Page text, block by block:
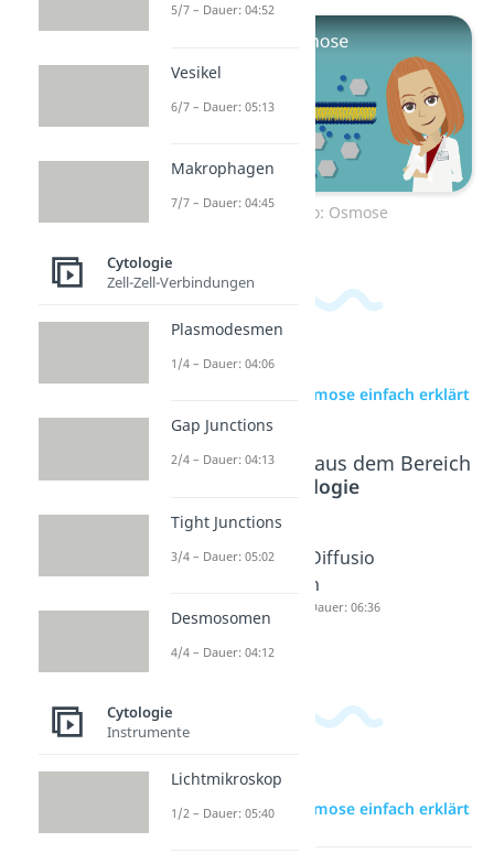
Zum Video: Osmose
zur Videoseite: Osmose einfach erklärt
Beliebte Inhalte aus dem Bereich
Cytologie
Osmose Osmotis
Druck
Diffusio
n
Dauer: 06:36
zur Videoseite: Osmose einfach erklärt
5/7 – Dauer: 04:52
Vesikel
6/7 – Dauer: 05:13
Makrophagen
7/7 – Dauer: 04:45
Cytologie
Zell-Zell-Verbindungen
Plasmodesmen
1/4 – Dauer: 04:06
Gap Junctions
2/4 – Dauer: 04:13
Tight Junctions
3/4 – Dauer: 05:02
Desmosomen
4/4 – Dauer: 04:12
Cytologie
Instrumente
Lichtmikroskop
1/2 – Dauer: 05:40